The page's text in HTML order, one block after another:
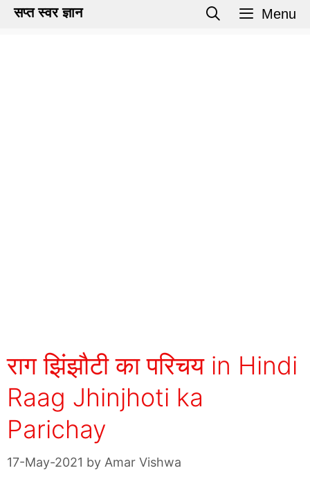
Skipसप्त स्वर ज्ञान Menu
राग झिंझौटी का परिचय in Hindi
Raag Jhinjhoti ka
Parichay
17-May-2021 by Amar Vishwa